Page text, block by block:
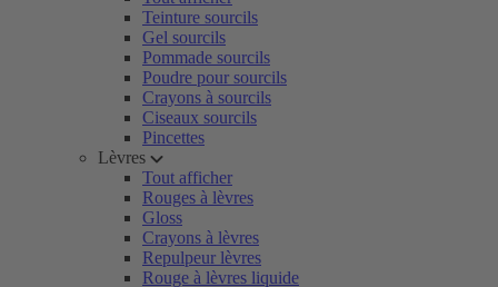
Teinture sourcils
Gel sourcils
Pommade sourcils
Poudre pour sourcils
Crayons à sourcils
Ciseaux sourcils
Pincettes
Lèvres
Tout afficher
Rouges à lèvres
Gloss
Crayons à lèvres
Repulpeur lèvres
Rouge à lèvres liquide